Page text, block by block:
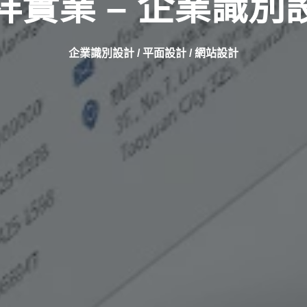
企業識別設計 / 平面設計 / 網站設計